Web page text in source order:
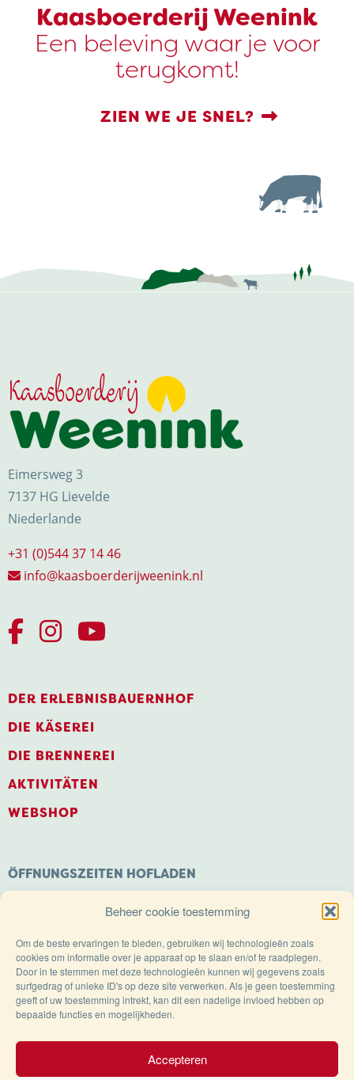
Beheer cookie toestemming
Om de beste ervaringen te bieden, gebruiken wij technologieën zoals
cookies om informatie over je apparaat op te slaan en/of te raadplegen.
Door in te stemmen met deze technologieën kunnen wij gegevens zoals
surfgedrag of unieke ID's op deze site verwerken. Als je geen toestemming
geeft of uw toestemming intrekt, kan dit een nadelige invloed hebben op
bepaalde functies en mogelijkheden.
Accepteren
Kaasboerderij Weenink
Een beleving waar je voor
terugkomt!
ZIEN WE JE SNEL?
Eimersweg 3
7137 HG Lievelde
Niederlande
+31 (0)544 37 14 46
info@kaasboerderijweenink.nl
DER ERLEBNISBAUERNHOF
DIE KÄSEREI
DIE BRENNEREI
AKTIVITÄTEN
WEBSHOP
ÖFFNUNGSZEITEN HOFLADEN
Dienstag bis Samstag: 9.00 – 18.00 Uhr
Sonntags geöffnet von: 11.00 – 18.00 Uhr
Trots op de Achterhoek!